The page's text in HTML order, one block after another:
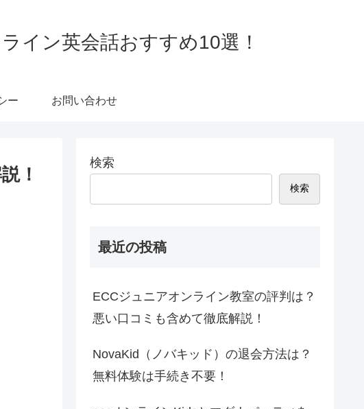
イン英会話おすすめ10選！
ー お問い合わせ
！
検索
検索
最近の投稿
ECCジュニアオンライン教室の評判は？
悪い口コミも含めて徹底解説！
NovaKid（ノバキッド）の退会方法は？
無料体験は手続き不要！